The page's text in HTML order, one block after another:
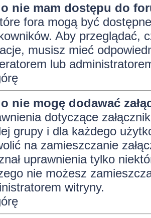
nie mam dostępu do
fora mogą być
Aby przeglądać,
musisz mieć
lub
nie mogę dodawać
dotyczące
grupy i dla każdego
na zamieszczanie
uprawnienia tylko
nie możesz
witryny.